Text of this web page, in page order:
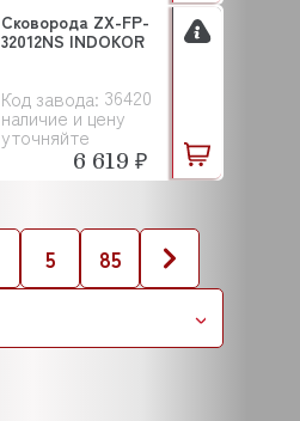
Код завода: 36420
наличие и цену
уточняйте
Сковорода ZX-FP-
32012NS INDOKOR
6 619 ₽
5
85